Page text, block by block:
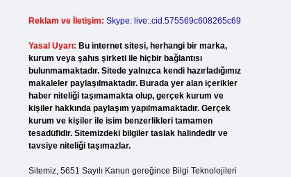
Reklam ve İletişim: Skype: live:.cid.575569c608265c69
Yasal Uyarı: Bu internet sitesi, herhangi bir marka,
kurum veya şahıs şirketi ile hiçbir bağlantısı
bulunmamaktadır. Sitede yalnızca kendi hazırladığımız
makaleler paylaşılmaktadır. Burada yer alan içerikler
haber niteliği taşımamakta olup, gerçek kurum ve
kişiler hakkında paylaşım yapılmamaktadır. Gerçek
kurum ve kişiler ile isim benzerlikleri tamamen
tesadüfidir. Sitemizdeki bilgiler taslak halindedir ve
tavsiye niteliği taşımazlar.
Sitemiz, 5651 Sayılı Kanun gereğince Bilgi Teknolojileri